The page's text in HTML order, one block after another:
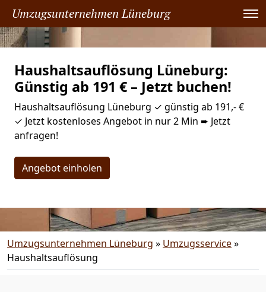
Umzugsunternehmen Lüneburg
Haushaltsauflösung Lüneburg:
Günstig ab 191 € – Jetzt buchen!
Haushaltsauflösung Lüneburg ✓ günstig ab 191,- €
✓ Jetzt kostenloses Angebot in nur 2 Min ➨ Jetzt
anfragen!
Angebot einholen
Umzugsunternehmen Lüneburg » Umzugsservice»
Haushaltsauflösung